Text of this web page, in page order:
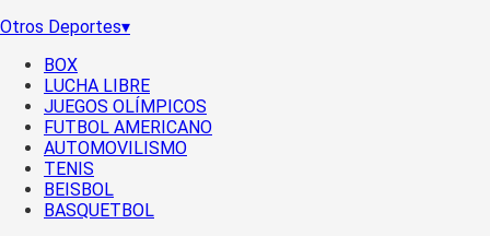
Otros Deportes▾
BOX
LUCHA LIBRE
JUEGOS OLÍMPICOS
FUTBOL AMERICANO
AUTOMOVILISMO
TENIS
BEISBOL
BASQUETBOL